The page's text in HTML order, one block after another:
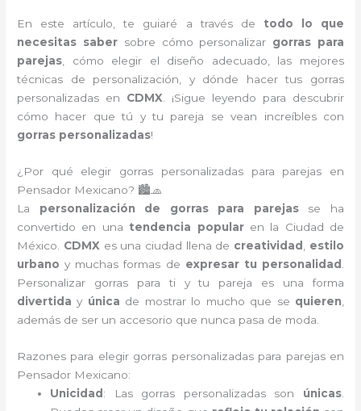
En este artículo, te guiaré a través de todo lo que
necesitas sabersobre cómo personalizar gorras para
parejas , cómo elegir el diseño adecuado, las mejores
técnicas de personalización, y dónde hacer tus gorras
personalizadas en CDMX . ¡Sigue leyendo para descubrir
cómo hacer que tú y tu pareja se vean increíbles con
gorras personalizadas!
¿Por qué elegir gorras personalizadas para parejas en
Pensador Mexicano? 🏙️🧢
La personalización de gorras para parejasse ha
convertido en una tendencia popularen la Ciudad de
México. CDMX es una ciudad llena de creatividad
estilo
urbano y muchas formas de expresar tu personalidad
Personalizar gorras para ti y tu pareja es una forma
divertida y única de mostrar lo mucho que se quieren
además de ser un accesorio que nunca pasa de moda.
Razones para elegir gorras personalizadas para parejas en
Pensador Mexicano:
Unicidad : Las gorras personalizadas son únicas.